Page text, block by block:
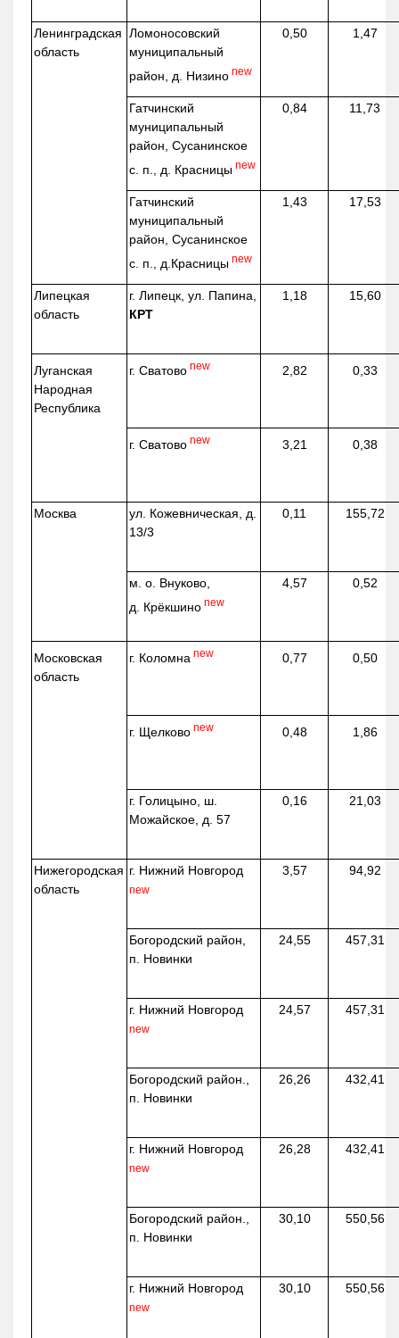
Ленинградская
область
Ломоносовский
муниципальный
район, д. Низино new
0,50 1,47
Гатчинский
муниципальный
район, Сусанинское
с. п., д. Красницы new
0,84 11,73
Гатчинский
муниципальный
район, Сусанинское
с. п., д.Красницы new
1,43 17,53
Липецкая
область
г. Липецк, ул. Папина,
КРТ
1,18 15,60
Луганская
Народная
Республика
г. Сватово new 2,82 0,33
г. Сватово new 3,21 0,38
Москва ул. Кожевническая, д.
13/3
0,11 155,72
м. о. Внуково,
д. Крёкшино new
4,57 0,52
Московская
область
г. Коломна new 0,77 0,50
г. Щелково new 0,48 1,86
г. Голицыно, ш.
Можайское, д. 57
0,16 21,03
Нижегородская
область
г. Нижний Новгород
new
3,57 94,92
Богородский район,
п. Новинки
24,55 457,31
г. Нижний Новгород
new
24,57 457,31
Богородский район.,
п. Новинки
26,26 432,41
г. Нижний Новгород
new
26,28 432,41
Богородский район.,
п. Новинки
30,10 550,56
г. Нижний Новгород
new
30,10 550,56